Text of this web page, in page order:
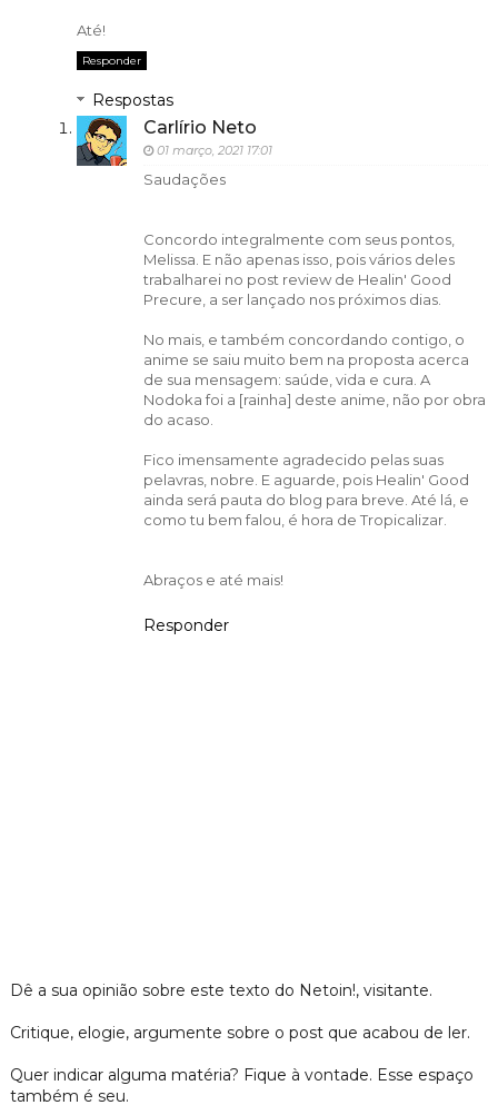
Até!
Responder
Respostas
Carlírio Neto
01 março, 2021 17:01
Saudações
Concordo integralmente com seus pontos,
Melissa. E não apenas isso, pois vários deles
trabalharei no post review de Healin' Good
Precure, a ser lançado nos próximos dias.
No mais, e também concordando contigo, o
anime se saiu muito bem na proposta acerca
de sua mensagem: saúde, vida e cura. A
Nodoka foi a [rainha] deste anime, não por obra
do acaso.
Fico imensamente agradecido pelas suas
pelavras, nobre. E aguarde, pois Healin' Good
ainda será pauta do blog para breve. Até lá, e
como tu bem falou, é hora de Tropicalizar.
Abraços e até mais!
Responder
Dê a sua opinião sobre este texto do Netoin!, visitante.
Critique, elogie, argumente sobre o post que acabou de ler.
Quer indicar alguma matéria? Fique à vontade. Esse espaço
também é seu.